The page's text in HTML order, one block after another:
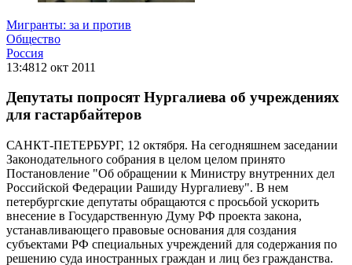
Мигранты: за и против
Общество
Россия
13:4812 окт 2011
Депутаты попросят Нургалиева об учреждениях
для гастарбайтеров
САНКТ-ПЕТЕРБУРГ, 12 октября. На сегодняшнем заседании
Законодательного собрания в целом целом принято
Постановление "Об обращении к Министру внутренних дел
Российской Федерации Рашиду Нургалиеву". В нем
петербургские депутаты обращаются с просьбой ускорить
внесение в Государственную Думу РФ проекта закона,
устанавливающего правовые основания для создания
субъектами РФ специальных учреждений для содержания по
решению суда иностранных граждан и лиц без гражданства.